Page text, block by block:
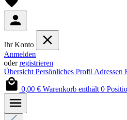
Ihr Konto
Anmelden
oderregistrieren
Übersicht Persönliches Profil Adressen
0,00 € Warenkorb enthält 0